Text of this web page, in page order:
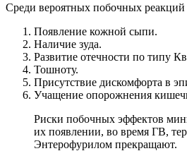
Среди вероятных побочных реакций
Появление кожной сыпи.
Наличие зуда.
Развитие отечности по типу
Тошноту.
Присутствие дискомфорта в
Учащение опорожнения
Риски побочных эффектов
их появлении, во время ГВ,
Энтерофурилом прекращают.